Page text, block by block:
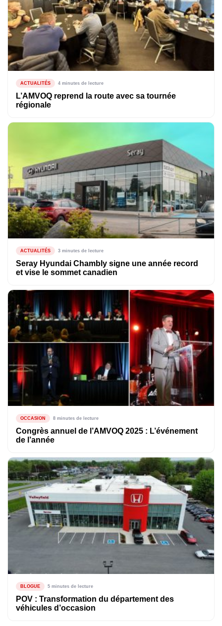
ACTUALITÉS 4 minutes de lecture
L’AMVOQ reprend la route avec sa tournée
régionale
ACTUALITÉS 3 minutes de lecture
Seray Hyundai Chambly signe une année record
et vise le sommet canadien
OCCASION 8 minutes de lecture
Congrès annuel de l’AMVOQ 2025 : L’événement
de l’année
BLOGUE 5 minutes de lecture
POV : Transformation du département des
véhicules d’occasion